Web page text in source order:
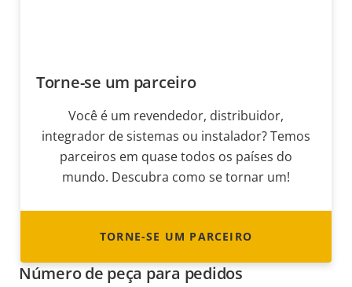
Torne-se um parceiro
Você é um revendedor, distribuidor,
integrador de sistemas ou instalador? Temos
parceiros em quase todos os países do
mundo. Descubra como se tornar um!
TORNE-SE UM PARCEIRO
Número de peça para pedidos